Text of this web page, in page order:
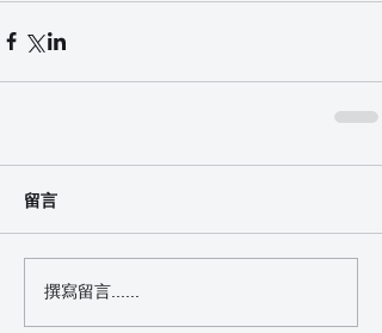
留言
撰寫留言......